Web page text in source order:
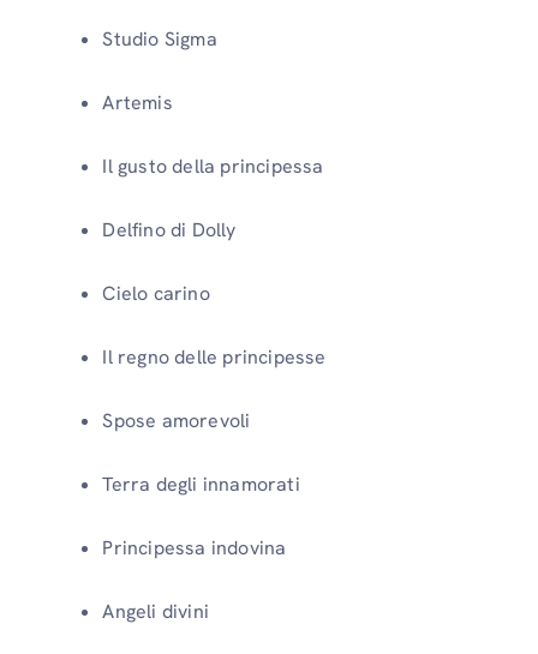
Studio Sigma
Artemis
Il gusto della principessa
Delfino di Dolly
Cielo carino
Il regno delle principesse
Spose amorevoli
Terra degli innamorati
Principessa indovina
Angeli divini